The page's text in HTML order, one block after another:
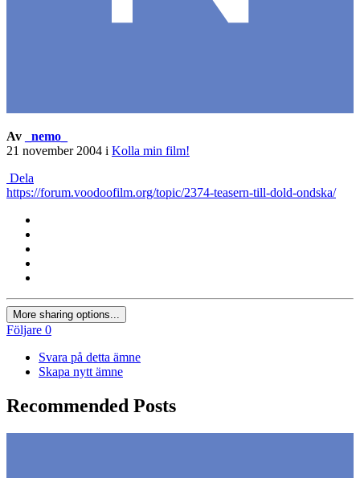
Av
_nemo_
21 november 2004 i Kolla min film!
Dela
https://forum.voodoofilm.org/topic/2374-teasern-till-dold-ondska/
More sharing options...
Följare 0
Svara på detta ämne
Skapa nytt ämne
Recommended Posts